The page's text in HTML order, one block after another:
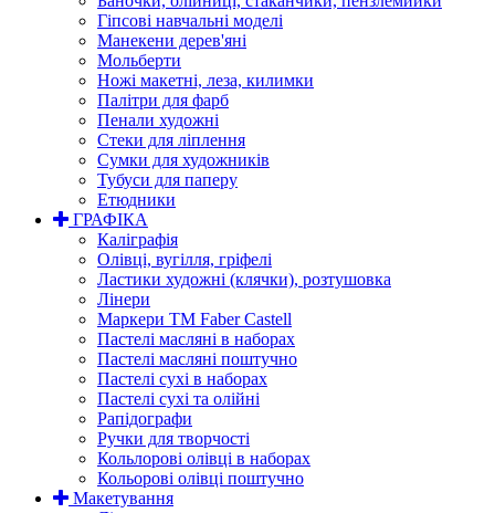
Гіпсові навчальні моделі
Манекени дерев'яні
Мольберти
Ножі макетні, леза, килимки
Палітри для фарб
Пенали художні
Стеки для ліплення
Сумки для художників
Тубуси для паперу
Етюдники
ГРАФІКА
Каліграфія
Олівці, вугілля, гріфелі
Ластики художні (клячки), розтушовка
Лінери
Маркери TM Faber Castell
Пастелі масляні в наборах
Пастелі масляні поштучно
Пастелі сухі в наборах
Пастелі сухі та олійні
Рапідографи
Ручки для творчості
Кольлорові олівці в наборах
Кольорові олівці поштучно
Макетування